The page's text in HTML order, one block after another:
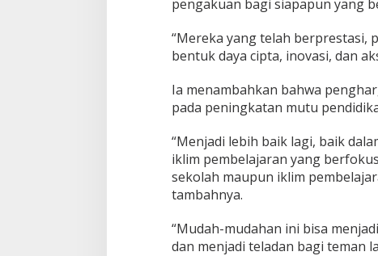
r
s
t
s
pengakuan bagi siapapun yang
“Mereka yang telah berprestasi,
bentuk daya cipta, inovasi, dan
Ia menambahkan bahwa
pada peningkatan mutu
“Menjadi lebih baik lagi, baik
iklim pembelajaran yang
sekolah maupun iklim
tambahnya.
“Mudah-mudahan ini bisa
dan menjadi teladan bagi teman